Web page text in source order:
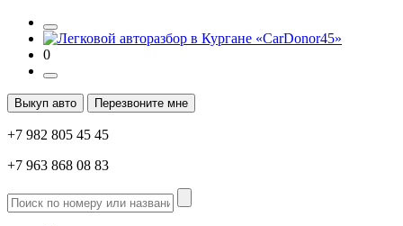
0
Выкуп авто Перезвоните мне
+7 982 805 45 45
+7 963 868 08 83